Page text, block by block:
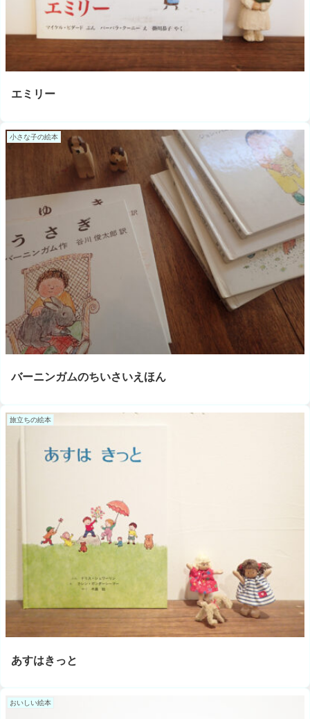
エミリー
小さな子の絵本
バーニンガムのちいさいえほん
旅立ちの絵本
あすはきっと
おいしい絵本